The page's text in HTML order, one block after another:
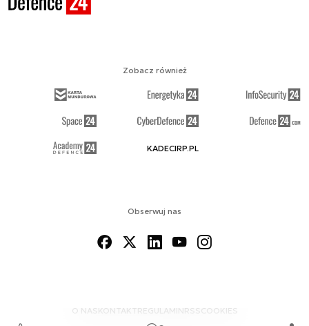
Obserwuj nas
O NAS KONTAKTREGULAMINRSS COOKIES
Zobacz również
KADECIRP.PL